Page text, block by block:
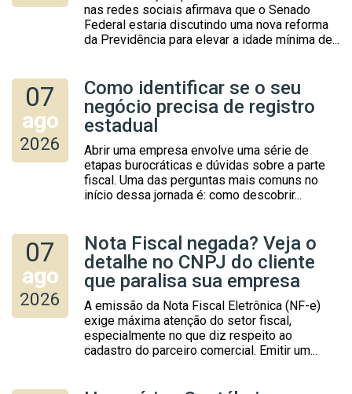
nas redes sociais afirmava que o Senado
Federal estaria discutindo uma nova reforma
da Previdência para elevar a idade mínima de...
07
ago
2026
Como identificar se o seu
negócio precisa de registro
estadual
Abrir uma empresa envolve uma série de
etapas burocráticas e dúvidas sobre a parte
fiscal. Uma das perguntas mais comuns no
início dessa jornada é: como descobrir...
07
ago
2026
Nota Fiscal negada? Veja o
detalhe no CNPJ do cliente
que paralisa sua empresa
A emissão da Nota Fiscal Eletrônica (NF-e)
exige máxima atenção do setor fiscal,
especialmente no que diz respeito ao
cadastro do parceiro comercial. Emitir um...